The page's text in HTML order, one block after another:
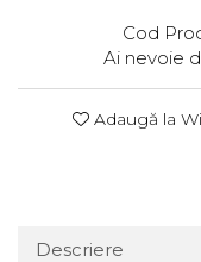
Cod
Ai nevoie
Adaugă la
Descriere